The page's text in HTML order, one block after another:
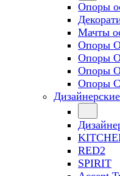
Опоры
Мачты
Опоры
Опоры
Опоры
Опоры
RED2
SPIRIT